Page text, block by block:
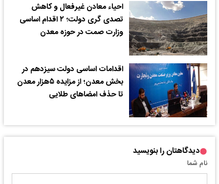
احیاء معادن غیرفعال و کاهش
تصدی گری دولت؛ ۲ اقدام اساسی
وزارت صمت در حوزه معدن
اقدامات اساسی دولت سیزدهم در
بخش معدن؛ از مزایده ۵هزار معدن
تا حذف امضاهای طلایی
دیدگاهتان را بنویسید
نام شما